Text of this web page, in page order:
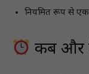
नियमित रूप से
कब और